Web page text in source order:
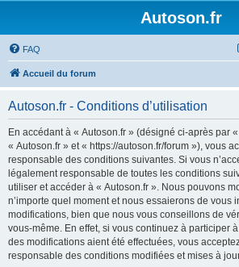
Autoson.fr
FAQ
Accueil du forum
Autoson.fr - Conditions d’utilisation
En accédant à « Autoson.fr » (désigné ci-après par
« Autoson.fr » et « https://autoson.fr/forum »), vous
responsable des conditions suivantes. Si vous
légalement responsable de toutes les conditions
utiliser et accéder à « Autoson.fr ». Nous pouvons
n’importe quel moment et nous essaierons de vous
modifications, bien que nous vous conseillons de
vous-même. En effet, si vous continuez à participer
des modifications aient été effectuées, vous
responsable des conditions modifiées et mises à